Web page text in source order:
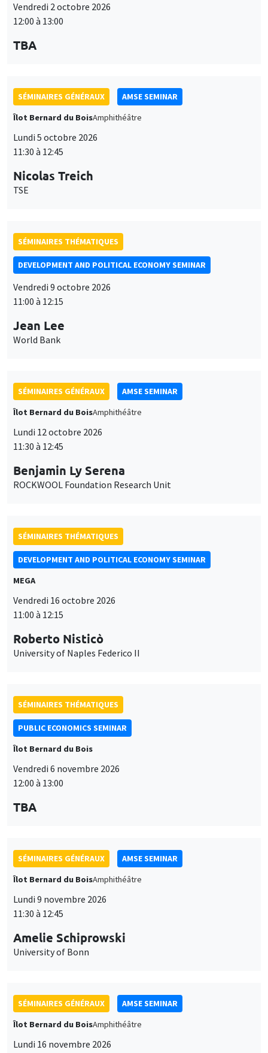
TBA
Îlot Bernard du BoisAmphithéâtre
Lundi 5 octobre 2026
11:30 à 12:45
Nicolas Treich
TSE
DEVELOPMENT AND POLITICAL ECONOMY SEMINAR
Vendredi 9 octobre 2026
11:00 à 12:15
Jean Lee
World Bank
Îlot Bernard du BoisAmphithéâtre
Lundi 12 octobre 2026
11:30 à 12:45
Benjamin Ly Serena
ROCKWOOL Foundation Research Unit
DEVELOPMENT AND POLITICAL ECONOMY SEMINAR
MEGA
Vendredi 16 octobre 2026
11:00 à 12:15
Roberto Nisticò
University of Naples Federico II
PUBLIC ECONOMICS SEMINAR
Îlot Bernard du Bois
Vendredi 6 novembre 2026
12:00 à 13:00
TBA
Îlot Bernard du BoisAmphithéâtre
Lundi 9 novembre 2026
11:30 à 12:45
Amelie Schiprowski
University of Bonn
Îlot Bernard du BoisAmphithéâtre
Lundi 16 novembre 2026
11:30 à 12:45
des
personnelles
et
des
cookies
Ce site utilise des cookies et des services tiers pour garantir son bon
contenus multimédias. Vous êtes libre d’accepter, de refuser ou de
politique de confidentialité.
Personnaliser